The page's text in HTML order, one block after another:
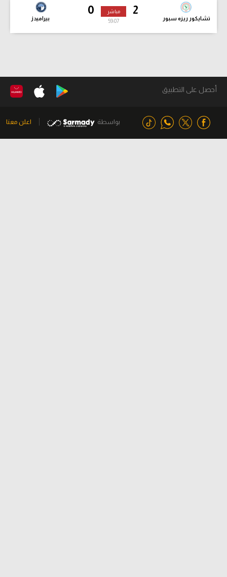
2
تشايكور ريزه سبور
0
بيراميدز
مباشر
59:09
أحصل على التطبيق
بواسطة اعلن معنا